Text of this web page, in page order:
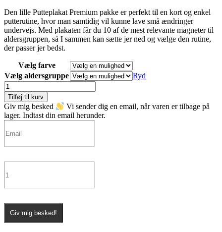
Den lille Putteplakat Premium pakke er perfekt til en kort og enkel
putterutine, hvor man samtidig vil kunne lave små ændringer
undervejs. Med plakaten får du 10 af de mest relevante magneter til
aldersgruppen, så I sammen kan sætte jer ned og vælge den rutine,
der passer jer bedst.
Vælg farve
Vælg aldersgruppe
Ryd
Lille
Putteplakat
Premium
antal
Tilføj til kurv
Giv mig besked
Vi sender dig en email, når varen er tilbage på
lager. Indtast din email herunder.
Giv mig besked!